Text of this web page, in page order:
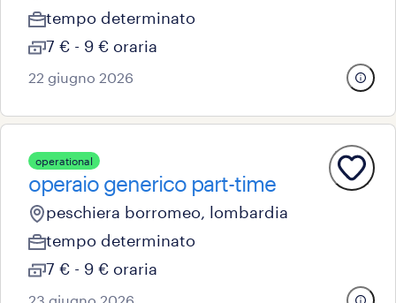
tempo determinato
7 € - 9 € oraria
22 giugno 2026
operational
operaio generico part-time
peschiera borromeo, lombardia
tempo determinato
7 € - 9 € oraria